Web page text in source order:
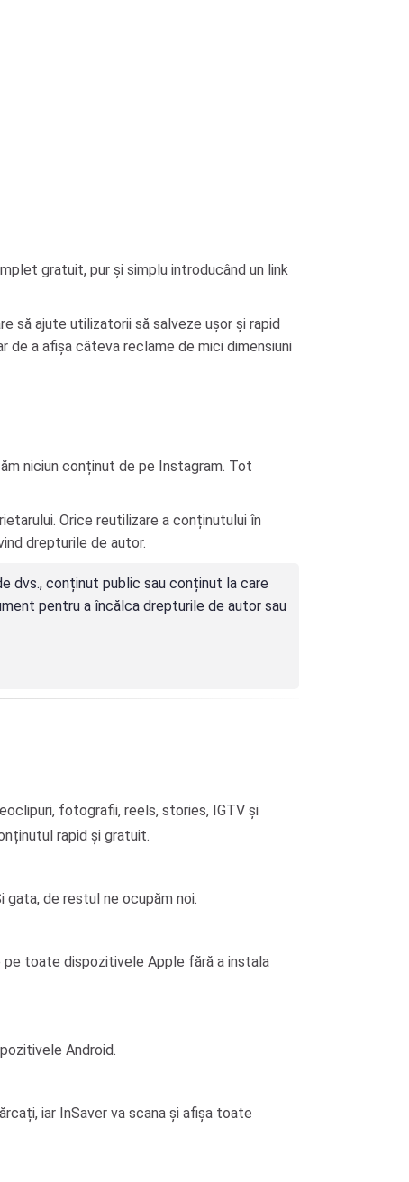
gratuit, pur și simplu introducând un link
să ajute utilizatorii să salveze ușor și rapid
a afișa câteva reclame de mici dimensiuni
niciun conținut de pe Instagram. Tot
Orice reutilizare a conținutului în
drepturile de autor.
dvs., conținut public sau conținut la care
pentru a încălca drepturile de autor sau
fotografii, reels, stories, IGTV și
rapid și gratuit.
de restul ne ocupăm noi.
pe toate dispozitivele Apple fără a instala
Android.
iar InSaver va scana și afișa toate